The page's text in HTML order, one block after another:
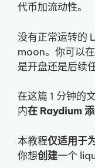
代币加流动性。
没有正常运转的
moon。你可以
是开盘还是后续
在这篇 1 分钟的
内在 Raydium
本教程仅适用于
你想创建一个